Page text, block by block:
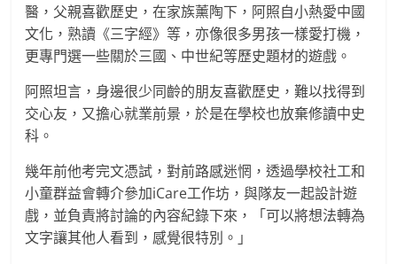
醫，父親喜歡歷史，在家族薰陶下，阿照自小熱愛中國
文化，熟讀《三字經》等，亦像很多男孩一樣愛打機，
更專門選一些關於三國、中世紀等歷史題材的遊戲。
阿照坦言，身邊很少同齡的朋友喜歡歷史，難以找得到
交心友，又擔心就業前景，於是在學校也放棄修讀中史
科。
幾年前他考完文憑試，對前路感迷惘，透過學校社工和
小童群益會轉介參加iCare工作坊，與隊友一起設計遊
戲，並負責將討論的內容紀錄下來，「可以將想法轉為
文字讓其他人看到，感覺很特別。」